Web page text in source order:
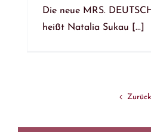
Die neue MRS.
heißt Natalia Sukau [...]
Zurück